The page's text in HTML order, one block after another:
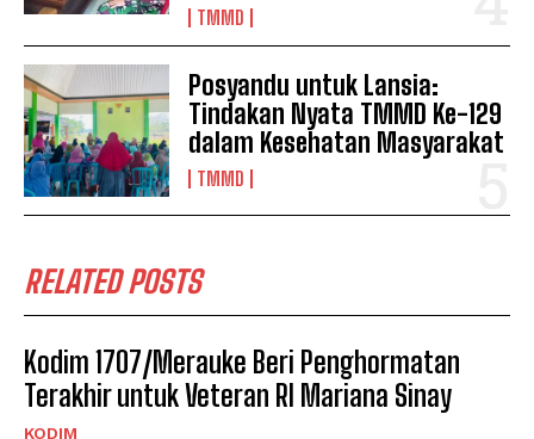
TMMD
Posyandu untuk Lansia:
Tindakan Nyata TMMD Ke-129
dalam Kesehatan Masyarakat
TMMD
RELATED POSTS
Kodim 1707/Merauke Beri Penghormatan
Terakhir untuk Veteran RI Mariana Sinay
KODIM